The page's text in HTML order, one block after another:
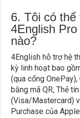
6. Tôi có
4English
nào?
4English hỗ trợ hệ
kỳ linh hoạt bao
(qua cổng
bằng mã QR, Thẻ
(Visa/Mastercard)
Purchase của